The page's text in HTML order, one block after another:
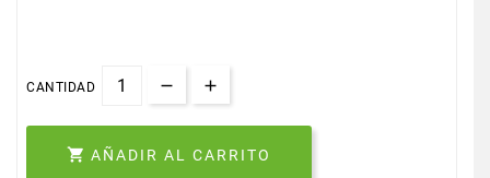
CANTIDAD
 AÑADIR AL CARRITO